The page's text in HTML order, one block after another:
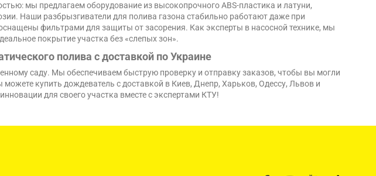
мы предлагаем оборудование из высокопрочного ABS-пластика и латуни,
Наши разбрызгиватели для полива газона стабильно работают даже при
фильтрами для защиты от засорения. Как эксперты в насосной технике, мы
покрытие участка без «слепых зон».
полива с доставкой по Украине
саду. Мы обеспечиваем быструю проверку и отправку заказов, чтобы вы могли
купить дождеватель с доставкой в Киев, Днепр, Харьков, Одессу, Львов и
для своего участка вместе с экспертами КТУ!